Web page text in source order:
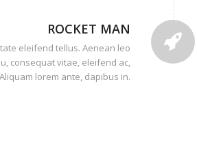
ROCKET MAN
eleifend tellus. Aenean leo
consequat vitae, eleifend ac,
lorem ante, dapibus in.